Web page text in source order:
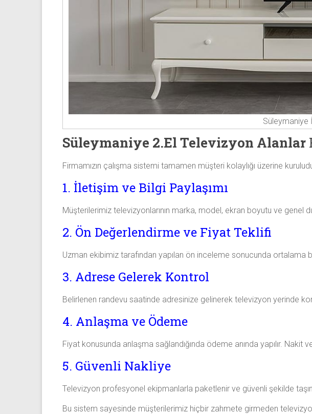
Süleymaniye
Süleymaniye 2.El Televizyon Alanlar
Firmamızın çalışma sistemi tamamen müşteri kolaylığı üzerine
1. İletişim ve Bilgi Paylaşımı
Müşterilerimiz televizyonlarının marka, model, ekran boyutu ve genel
2. Ön Değerlendirme ve Fiyat Teklifi
Uzman ekibimiz tarafından yapılan ön inceleme sonucunda ortalama
3. Adrese Gelerek Kontrol
Belirlenen randevu saatinde adresinize gelinerek televizyon yerinde
4. Anlaşma ve Ödeme
Fiyat konusunda anlaşma sağlandığında ödeme anında yapılır. Nakit
5. Güvenli Nakliye
Televizyon profesyonel ekipmanlarla paketlenir ve güvenli şekilde
Bu sistem sayesinde müşterilerimiz hiçbir zahmete girmeden